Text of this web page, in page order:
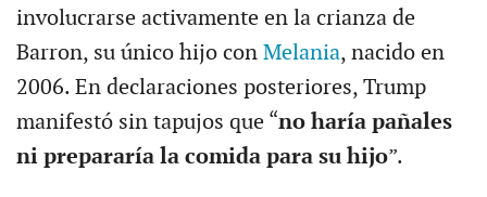
involucrarse activamente en la crianza de
Barron, su único hijo con Melania, nacido en
2006. En declaraciones posteriores, Trump
manifestó sin tapujos que “no haría pañales
ni prepararía la comida para su hijo”.